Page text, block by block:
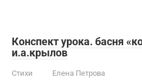
Конспект урока. басня
и.а.крылов
Стихи Елена Петрова